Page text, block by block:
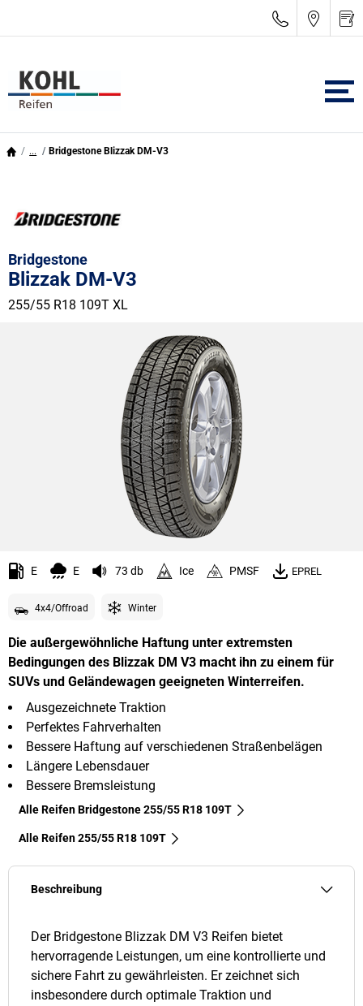
... Bridgestone Blizzak DM-V3
Bridgestone
Blizzak DM-V3
255/55 R18 109T XL
E E 73 db Ice PMSF EPREL
4x4/Offroad Winter
Die außergewöhnliche Haftung unter extremsten
Bedingungen des Blizzak DM V3 macht ihn zu einem für
SUVs und Geländewagen geeigneten Winterreifen.
Ausgezeichnete Traktion
Perfektes Fahrverhalten
Bessere Haftung auf verschiedenen Straßenbelägen
Längere Lebensdauer
Bessere Bremsleistung
Alle Reifen Bridgestone 255/55 R18 109T
Alle Reifen‎ 255/55 R18 109T
Beschreibung
Der Bridgestone Blizzak DM V3 Reifen bietet
hervorragende Leistungen, um eine kontrollierte und
sichere Fahrt zu gewährleisten. Er zeichnet sich
insbesondere durch optimale Traktion und